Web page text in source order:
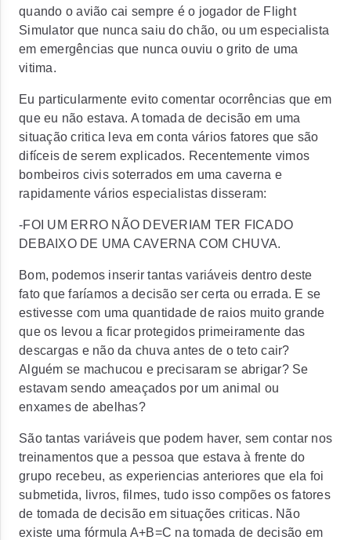
quando o avião cai sempre é o jogador de Flight
Simulator que nunca saiu do chão, ou um especialista
em emergências que nunca ouviu o grito de uma
vitima.
Eu particularmente evito comentar ocorrências que em
que eu não estava. A tomada de decisão em uma
situação critica leva em conta vários fatores que são
difíceis de serem explicados. Recentemente vimos
bombeiros civis soterrados em uma caverna e
rapidamente vários especialistas disseram:
-FOI UM ERRO NÃO DEVERIAM TER FICADO
DEBAIXO DE UMA CAVERNA COM CHUVA.
Bom, podemos inserir tantas variáveis dentro deste
fato que faríamos a decisão ser certa ou errada. E se
estivesse com uma quantidade de raios muito grande
que os levou a ficar protegidos primeiramente das
descargas e não da chuva antes de o teto cair?
Alguém se machucou e precisaram se abrigar? Se
estavam sendo ameaçados por um animal ou
enxames de abelhas?
São tantas variáveis que podem haver, sem contar nos
treinamentos que a pessoa que estava à frente do
grupo recebeu, as experiencias anteriores que ela foi
submetida, livros, filmes, tudo isso compões os fatores
de tomada de decisão em situações criticas. Não
existe uma fórmula A+B=C na tomada de decisão em